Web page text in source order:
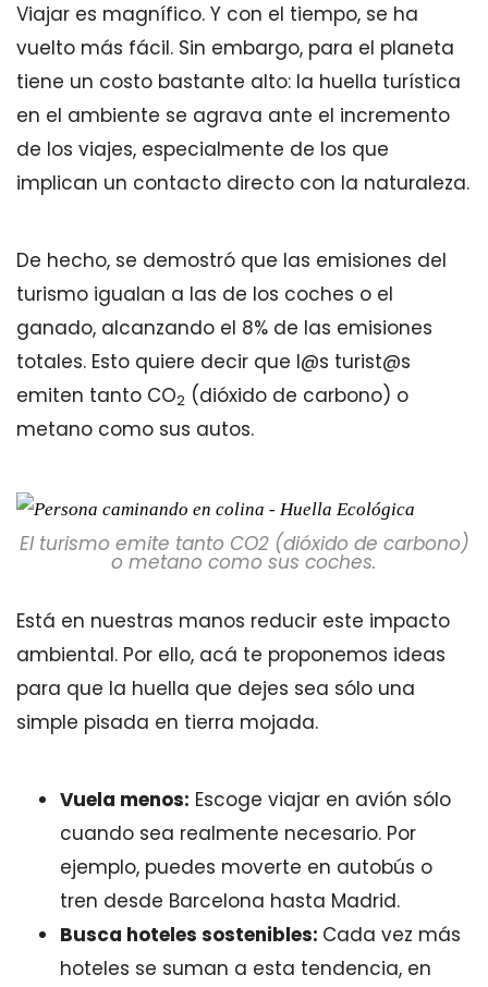
Viajar es magnífico. Y con el tiempo, se ha
vuelto más fácil. Sin embargo, para el planeta
tiene un costo bastante alto: la huella turística
en el ambiente se agrava ante el incremento
de los viajes, especialmente de los que
implican un contacto directo con la naturaleza.
De hecho, se demostró que las emisiones del
turismo igualan a las de los coches o el
ganado, alcanzando el 8% de las emisiones
totales. Esto quiere decir que l@s turist@s
emiten tanto CO2 (dióxido de carbono) o
metano como sus autos.
El turismo emite tanto CO2 (dióxido de carbono)
o metano como sus coches.
Está en nuestras manos reducir este impacto
ambiental. Por ello, acá te proponemos ideas
para que la huella que dejes sea sólo una
simple pisada en tierra mojada.
Vuela menos: Escoge viajar en avión sólo
cuando sea realmente necesario. Por
ejemplo, puedes moverte en autobús o
tren desde Barcelona hasta Madrid.
Busca hoteles sostenibles: Cada vez más
hoteles se suman a esta tendencia, en